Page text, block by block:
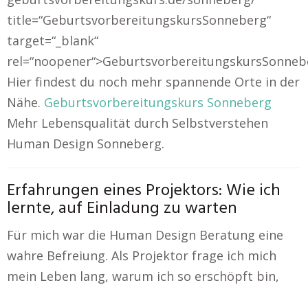
title=“GeburtsvorbereitungskursSonneberg“
target=“_blank“
Hier findest du noch mehr spannende Orte in der
Nähe. Geburtsvorbereitungskurs Sonneberg
Mehr Lebensqualität durch Selbstverstehen
Human Design Sonneberg.
Erfahrungen eines Projektors: Wie ich
lernte, auf Einladung zu warten
Für mich war die Human Design Beratung eine
wahre Befreiung. Als Projektor frage ich mich
mein Leben lang, warum ich so erschöpft bin,